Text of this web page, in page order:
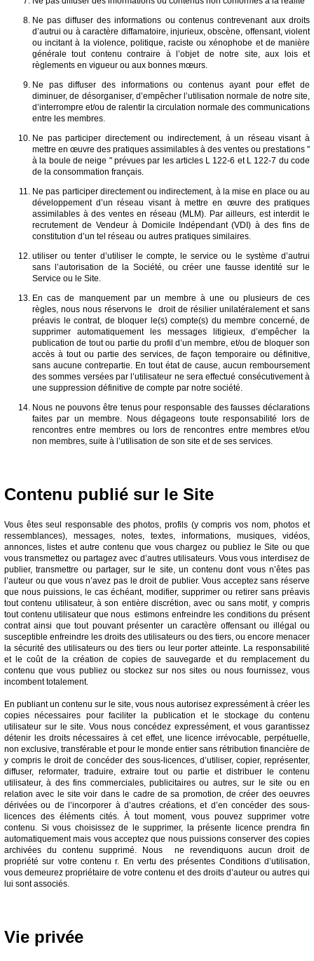
Ne pas diffuser des informations ou contenus contrevenant aux droits
d’autrui ou à caractère diffamatoire, injurieux, obscène, offensant, violent
ou incitant à la violence, politique, raciste ou xénophobe et de manière
générale tout contenu contraire à l’objet de notre site, aux lois et
règlements en vigueur ou aux bonnes mœurs.
Ne pas diffuser des informations ou contenus ayant pour effet de
diminuer, de désorganiser, d’empêcher l’utilisation normale de notre site,
d’interrompre et/ou de ralentir la circulation normale des communications
entre les membres.
Ne pas participer directement ou indirectement, à un réseau visant à
mettre en œuvre des pratiques assimilables à des ventes ou prestations "
à la boule de neige " prévues par les articles L 122-6 et L 122-7 du code
de la consommation français.
Ne pas participer directement ou indirectement, à la mise en place ou au
développement d’un réseau visant à mettre en œuvre des pratiques
assimilables à des ventes en réseau (MLM). Par ailleurs, est interdit le
recrutement de Vendeur à Domicile Indépendant (VDI) à des fins de
constitution d’un tel réseau ou autres pratiques similaires.
utiliser ou tenter d’utiliser le compte, le service ou le système d’autrui
sans l’autorisation de la Société, ou créer une fausse identité sur le
Service ou le Site.
En cas de manquement par un membre à une ou plusieurs de ces
règles, nous nous réservons le droit de résilier unilatéralement et sans
préavis le contrat, de bloquer le(s) compte(s) du membre concerné, de
supprimer automatiquement les messages litigieux, d’empêcher la
publication de tout ou partie du profil d’un membre, et/ou de bloquer son
accès à tout ou partie des services, de façon temporaire ou définitive,
sans aucune contrepartie. En tout état de cause, aucun remboursement
des sommes versées par l’utilisateur ne sera effectué consécutivement à
une suppression définitive de compte par notre société.
Nous ne pouvons être tenus pour responsable des fausses déclarations
faites par un membre. Nous dégageons toute responsabilité lors de
rencontres entre membres ou lors de rencontres entre membres et/ou
non membres, suite à l’utilisation de son site et de ses services.
Contenu publié sur le Site
Vous êtes seul responsable des photos, profils (y compris vos nom, photos et
ressemblances), messages, notes, textes, informations, musiques, vidéos,
annonces, listes et autre contenu que vous chargez ou publiez le Site ou que
vous transmettez ou partagez avec d’autres utilisateurs. Vous vous interdisez de
publier, transmettre ou partager, sur le site, un contenu dont vous n’êtes pas
l’auteur ou que vous n’avez pas le droit de publier. Vous acceptez sans réserve
que nous puissions, le cas échéant, modifier, supprimer ou retirer sans préavis
tout contenu utilisateur, à son entière discrétion, avec ou sans motif, y compris
tout contenu utilisateur que nous estimons enfreindre les conditions du présent
contrat ainsi que tout pouvant présenter un caractère offensant ou illégal ou
susceptible enfreindre les droits des utilisateurs ou des tiers, ou encore menacer
la sécurité des utilisateurs ou des tiers ou leur porter atteinte. La responsabilité
et le coût de la création de copies de sauvegarde et du remplacement du
contenu que vous publiez ou stockez sur nos sites ou nous fournissez, vous
incombent totalement.
En publiant un contenu sur le site, vous nous autorisez expressément à créer les
copies nécessaires pour faciliter la publication et le stockage du contenu
utilisateur sur le site. Vous nous concédez expressément, et vous garantissez
détenir les droits nécessaires à cet effet, une licence irrévocable, perpétuelle,
non exclusive, transférable et pour le monde entier sans rétribution financière de
y compris le droit de concéder des sous-licences, d’utiliser, copier, représenter,
diffuser, reformater, traduire, extraire tout ou partie et distribuer le contenu
utilisateur, à des fins commerciales, publicitaires ou autres, sur le site ou en
relation avec le site voir dans le cadre de sa promotion, de créer des oeuvres
dérivées ou de l’incorporer à d’autres créations, et d’en concéder des sous-
licences des éléments cités. À tout moment, vous pouvez supprimer votre
contenu. Si vous choisissez de le supprimer, la présente licence prendra fin
automatiquement mais vous acceptez que nous puissions conserver des copies
archivées du contenu supprimé. Nous ne revendiquons aucun droit de
propriété sur votre contenu r. En vertu des présentes Conditions d’utilisation,
vous demeurez propriétaire de votre contenu et des droits d’auteur ou autres qui
lui sont associés.
Vie privée